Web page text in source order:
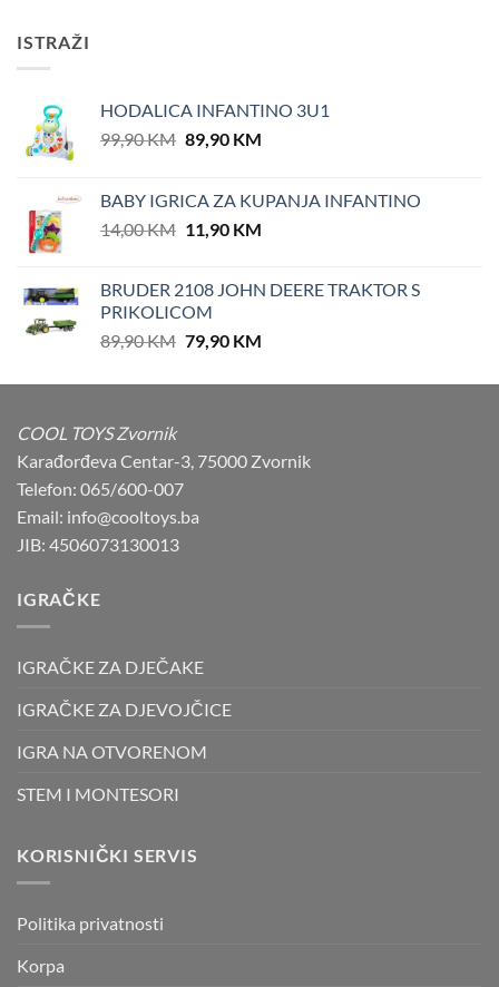
ISTRAŽI
HODALICA INFANTINO 3U1
99,90KM Original
99,90 KM.
89,90 KMCurrent
89,90 KM.
BABY IGRICA ZA KUPANJA INFANTINO
14,00KM Original
14,00 KM.
11,90 KMCurrent
11,90 KM.
BRUDER 2108 JOHN DEERE TRAKTOR S
PRIKOLICOM
89,90KM Original
was:
79,90 KMCurrent
is:
COOL TOYS Zvornik
Karađorđeva Centar-3, 75000 Zvornik
Telefon: 065/600-007
Email: info@cooltoys.ba
JIB: 4506073130013
IGRAČKE
IGRAČKE ZA DJEČAKE
IGRAČKE ZA DJEVOJČICE
IGRA NA OTVORENOM
STEM I MONTESORI
KORISNIČKI SERVIS
Politika privatnosti
Korpa